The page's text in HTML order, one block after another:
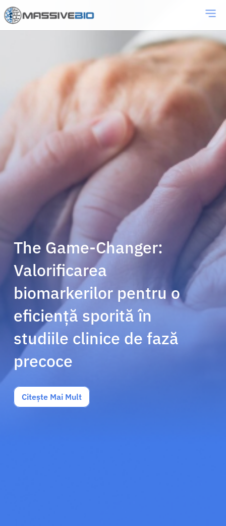
The Game-Changer:
Valorificarea
biomarkerilor pentru o
eficiență sporită în
studiile clinice de fază
precoce
Citește Mai Mult